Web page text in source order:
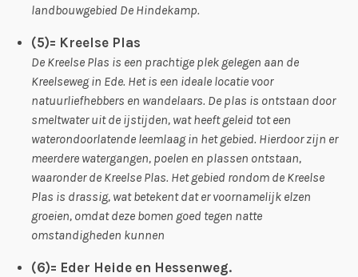
landbouwgebied De Hindekamp.
(5)= Kreelse Plas
De Kreelse Plas is een prachtige plek gelegen aan de
Kreelseweg in Ede. Het is een ideale locatie voor
natuurliefhebbers en wandelaars. De plas is ontstaan door
smeltwater uit de ijstijden, wat heeft geleid tot een
waterondoorlatende leemlaag in het gebied. Hierdoor zijn er
meerdere watergangen, poelen en plassen ontstaan,
waaronder de Kreelse Plas. Het gebied rondom de Kreelse
Plas is drassig, wat betekent dat er voornamelijk elzen
groeien, omdat deze bomen goed tegen natte
omstandigheden kunnen
(6)= Eder Heide en Hessenweg.